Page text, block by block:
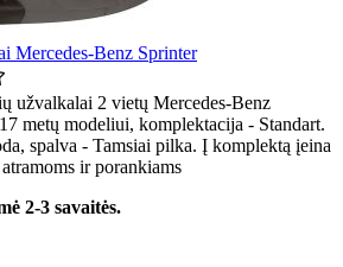
Mercedes-Benz Sprinter
užvalkalai 2 vietų Mercedes-Benz
metų modeliui, komplektacija - Standart.
spalva - Tamsiai pilka. Į komplektą įeina
ir porankiams
2-3 savaitės.